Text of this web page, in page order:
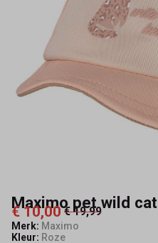
Maximo pet wild cat
€ 10,00 € 19,99
Merk: Maximo
Kleur: Roze